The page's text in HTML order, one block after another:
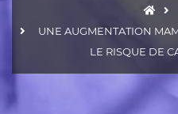
UNE AUGMENTATION
LE RISQUE DE